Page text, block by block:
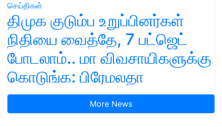
செய்திகள்
திமுக குடும்ப உறுப்பினர்கள்
நிதியை வைத்தே, 7 பட்ஜெட்
போடலாம்.. மா விவசாயிகளுக்கு
கொடுங்க: பிரேமலதா
More News